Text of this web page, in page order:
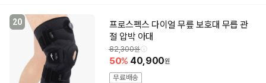
20
프로스펙스 다이얼 무릎 보호대 무릅 관
절 압박 아대
82,300
50 40,900
무료배송